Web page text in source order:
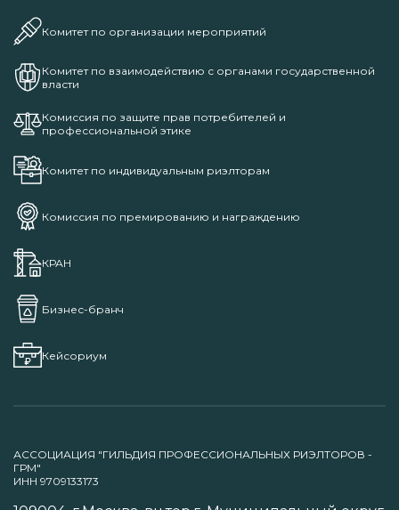
Комитет по организации мероприятий
Комитет по взаимодействию с органами государственной
власти
Комиссия по защите прав потребителей и
профессиональной этике
Комитет по индивидуальным риэлторам
Комиссия по премированию и награждению
КРАН
Бизнес-бранч
Кейсориум
АССОЦИАЦИЯ "ГИЛЬДИЯ ПРОФЕССИОНАЛЬНЫХ РИЭЛТОРОВ -
ГРМ"
ИНН 9709133173